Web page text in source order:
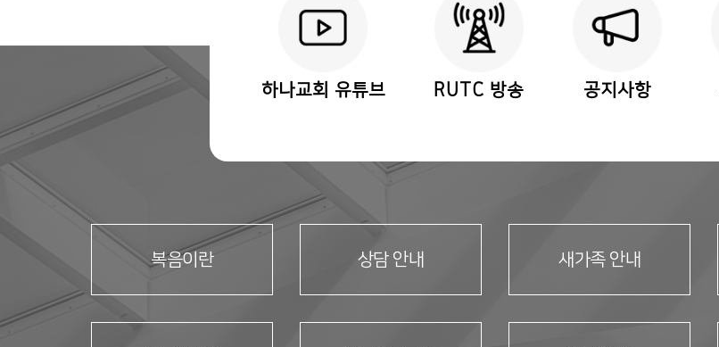
하나교회 유튜브 RUTC 방송 공지사항
복음이란 상담 안내 새가족 안내